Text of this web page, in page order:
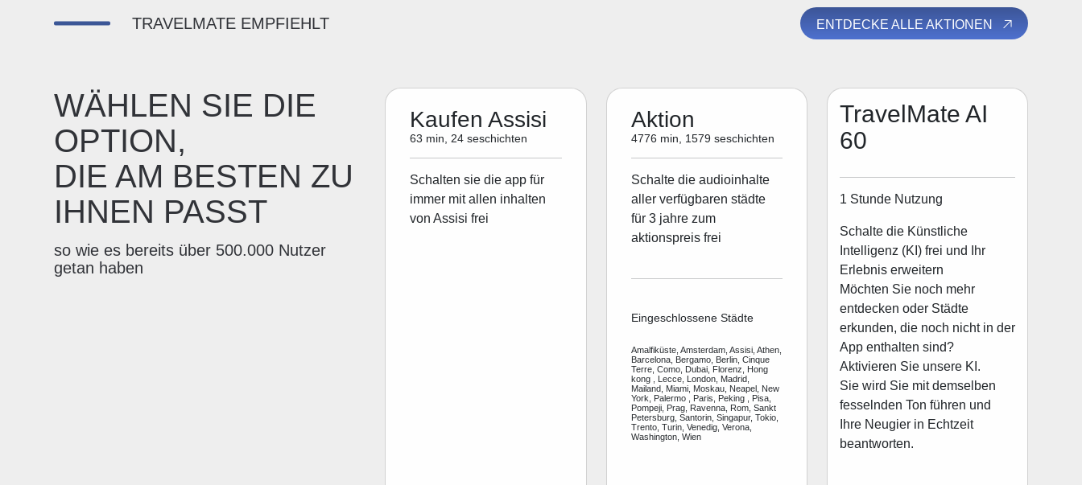
TRAVELMATE EMPFIEHLT ENTDECKE ALLE AKTIONEN
WÄHLEN SIE DIE
OPTION,
DIE AM BESTEN ZU
IHNEN PASST
so wie es bereits über 500.000 Nutzer
getan haben
Kaufen Assisi
63 min, 24 seschichten
Schalten sie die app für
immer mit allen inhalten
von Assisi frei
Aktion
4776 min, 1579 seschichten
Schalte die audioinhalte
aller verfügbaren städte
für 3 jahre zum
aktionspreis frei
Eingeschlossene Städte
Amalfiküste, Amsterdam, Assisi, Athen,
Barcelona, Bergamo, Berlin, Cinque
Terre, Como, Dubai, Florenz, Hong
kong , Lecce, London, Madrid,
Mailand, Miami, Moskau, Neapel, New
York, Palermo , Paris, Peking , Pisa,
Pompeji, Prag, Ravenna, Rom, Sankt
Petersburg, Santorin, Singapur, Tokio,
Trento, Turin, Venedig, Verona,
Washington, Wien
TravelMate AI
60
1 Stunde Nutzung
Schalte die Künstliche
Intelligenz (KI) frei und Ihr
Erlebnis erweitern
Möchten Sie noch mehr
entdecken oder Städte
erkunden, die noch nicht in der
App enthalten sind?
Aktivieren Sie unsere KI.
Sie wird Sie mit demselben
fesselnden Ton führen und
Ihre Neugier in Echtzeit
beantworten.